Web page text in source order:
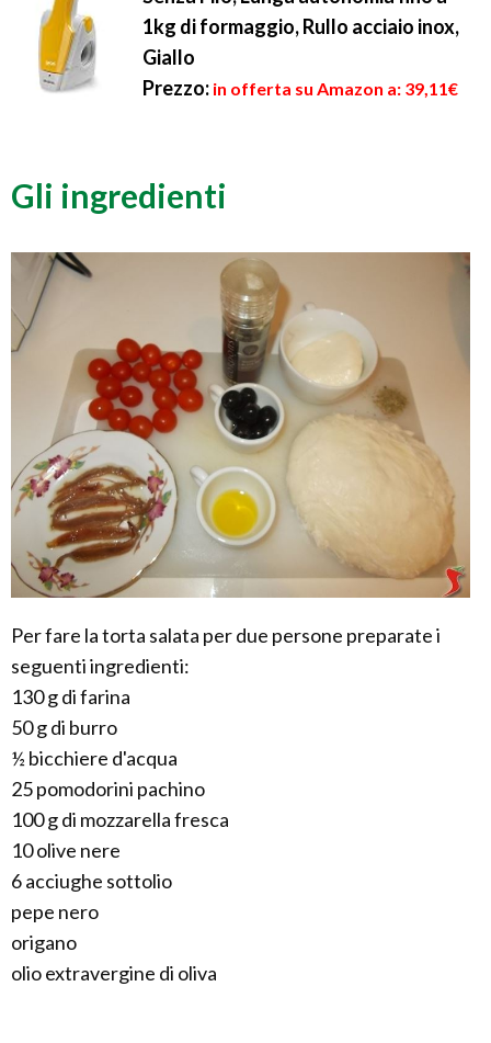
1kg di formaggio, Rullo acciaio inox,
Giallo
Prezzo: in offerta su Amazon a: 39,11€
Gli ingredienti
Per fare la torta salata per due persone preparate i
seguenti ingredienti:
130 g di farina
50 g di burro
½ bicchiere d'acqua
25 pomodorini pachino
100 g di mozzarella fresca
10 olive nere
6 acciughe sottolio
pepe nero
origano
olio extravergine di oliva